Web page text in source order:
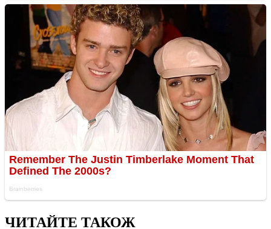
ЧИТАЙТЕ ТАКОЖ